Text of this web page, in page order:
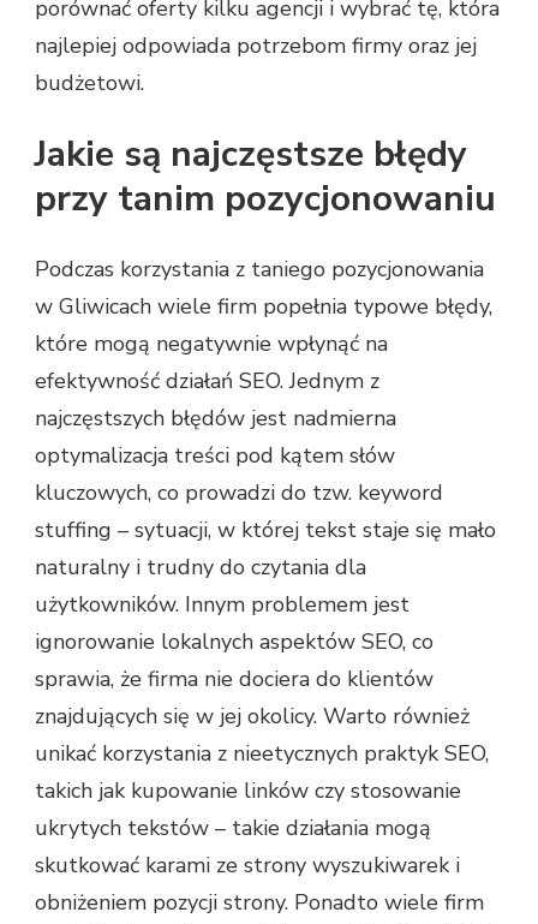
porównać oferty kilku agencji i wybrać tę, która
najlepiej odpowiada potrzebom firmy oraz jej
budżetowi.
Jakie są najczęstsze błędy
przy tanim pozycjonowaniu
Podczas korzystania z taniego pozycjonowania
w Gliwicach wiele firm popełnia typowe błędy,
które mogą negatywnie wpłynąć na
efektywność działań SEO. Jednym z
najczęstszych błędów jest nadmierna
optymalizacja treści pod kątem słów
kluczowych, co prowadzi do tzw. keyword
stuffing – sytuacji, w której tekst staje się mało
naturalny i trudny do czytania dla
użytkowników. Innym problemem jest
ignorowanie lokalnych aspektów SEO, co
sprawia, że firma nie dociera do klientów
znajdujących się w jej okolicy. Warto również
unikać korzystania z nieetycznych praktyk SEO,
takich jak kupowanie linków czy stosowanie
ukrytych tekstów – takie działania mogą
skutkować karami ze strony wyszukiwarek i
obniżeniem pozycji strony. Ponadto wiele firm